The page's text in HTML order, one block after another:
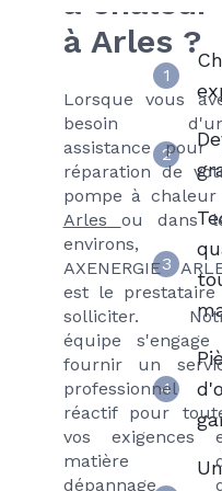
à Arles ?
Lorsque vous
besoin
assistance pour
réparation de
pompe à chaleur
Arles ou dans
environs,
AXENERGIE
est le prestataire
solliciter.
équipe s'engage
fournir un
professionnel
réactif pour
vos exigences
matière
dépannage
1
2
3
4